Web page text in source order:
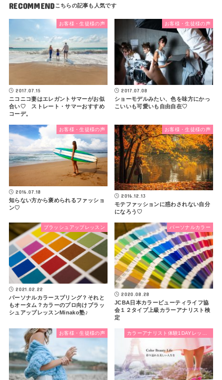
RECOMMEND
お客様・生徒様の声
2017.07.15
ニコニコ妻はエレガントサマーがお似
合い♡ ストレート・サマーおすすめ
コーデ。
お客様・生徒様の声
2017.07.08
ショーモデルみたい、色を味方にかっ
こいいも可愛いも自由自在♡
お客様・生徒様の声
2016.07.18
知らない方から褒められるファッショ
ン♡
お客様・生徒様の声
2016.12.13
モテファッションに惑わされない自分
になろう♡
ブラッシュアップレッスン
2021.02.22
パーソナルカラースプリング？それと
もオータム？カラーのプロ向けブラッ
シュアップレッスンMinako塾♪
パーソナルカラー
2020.08.28
JCBA日本カラービューティライフ協
会１２タイプ上級カラーアナリスト検
定
お客様・生徒様の声